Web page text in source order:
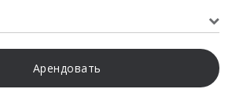
Арендовать